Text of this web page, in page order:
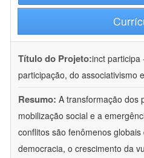
Título do Projeto:inct participa
participação, do associativismo
Resumo: A transformação dos
mobilização social e a
conflitos são fenômenos
democracia, o crescimento da